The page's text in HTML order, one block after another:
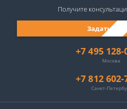
+7 495 128-
Москва
+7 812 602-
Санкт-
Задать
Получите